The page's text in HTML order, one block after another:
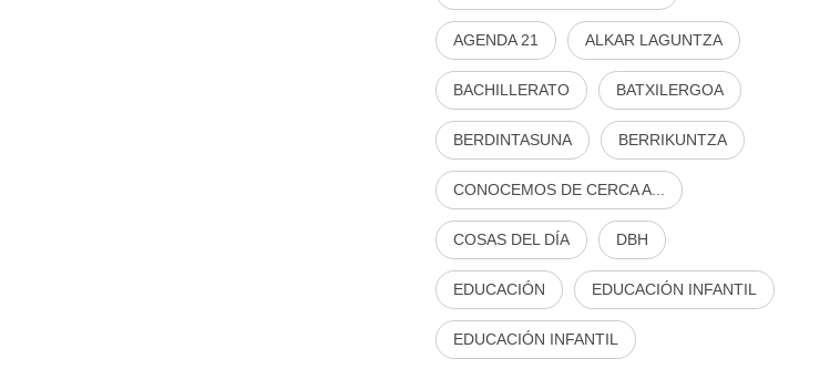
AGENDA 21 ALKAR LAGUNTZA
BACHILLERATO BATXILERGOA
BERDINTASUNA BERRIKUNTZA
CONOCEMOS DE CERCA A...
COSAS DEL DÍA DBH
EDUCACIÓN EDUCACIÓN INFANTIL
EDUCACIÓN INFANTIL